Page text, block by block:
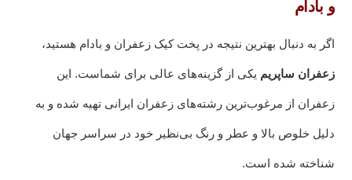
و بادام
اگر به دنبال بهترین نتیجه در پخت کیک زعفران و بادام هستید،
زعفران ساپریم یکی از گزینه‌های عالی برای شماست. این
زعفران از مرغوب‌ترین رشته‌های زعفران ایرانی تهیه شده و به
دلیل خلوص بالا و عطر و رنگ بی‌نظیر خود در سراسر جهان
شناخته شده است.